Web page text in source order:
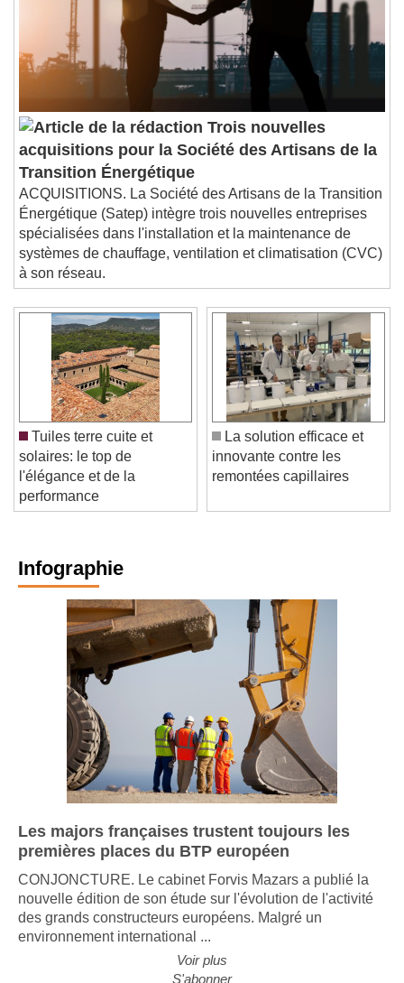
Trois nouvelles
acquisitions pour la Société des Artisans de la
Transition Énergétique
ACQUISITIONS. La Société des Artisans de la Transition
Énergétique (Satep) intègre trois nouvelles entreprises
spécialisées dans l'installation et la maintenance de
systèmes de chauffage, ventilation et climatisation (CVC)
à son réseau.
Tuiles terre cuite et
solaires: le top de
l'élégance et de la
performance
La solution efficace et
innovante contre les
Infographie
Les majors françaises trustent toujours les
premières places du BTP européen
CONJONCTURE. Le cabinet Forvis Mazars a publié la
nouvelle édition de son étude sur l'évolution de l'activité
des grands constructeurs européens. Malgré un
Voir plus